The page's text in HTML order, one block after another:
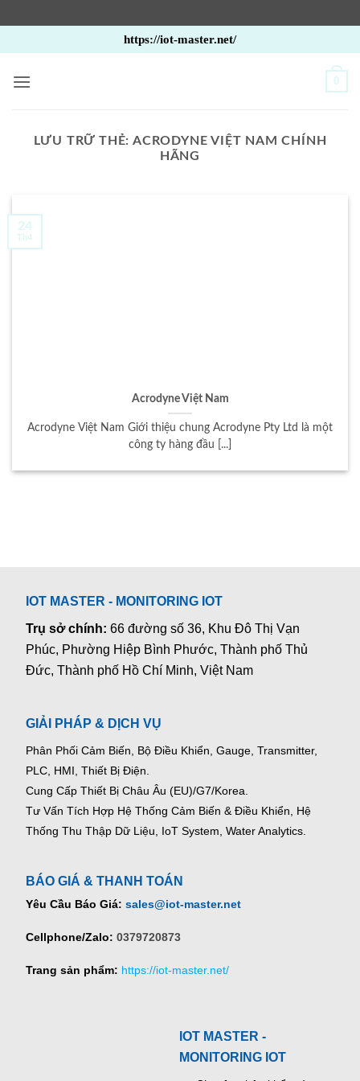
qua
nội
https://iot-master.net/
0
LƯU TRỮ THẺ: ACRODYNE VIỆT NAM CHÍNH
HÃNG
Acrodyne Việt Nam
Acrodyne Việt Nam Giới thiệu chung Acrodyne Pty Ltd là một
công ty hàng đầu [...]
24
Th4
IOT MASTER - MONITORING IOT
Trụ sở chính:66 đường số 36, Khu Đô Thị Vạn
Phúc, Phường Hiệp Bình Phước, Thành phố Thủ
Đức, Thành phố Hồ Chí Minh, Việt Nam
GIẢI PHÁP & DỊCH VỤ
Phân Phối Cảm Biến, Bộ Điều Khiển, Gauge, Transmitter,
PLC, HMI, Thiết Bị Điện.
Cung Cấp Thiết Bị Châu Âu (EU)/G7/Korea.
Tư Vấn Tích Hợp Hệ Thống Cảm Biến & Điều Khiển, Hệ
Thống Thu Thập Dữ Liệu, IoT System, Water Analytics.
BÁO GIÁ & THANH TOÁN
Yêu Cầu Báo Giá: sales@iot-master.net
Cellphone/Zalo: 0379720873
Trang sản phẩm: https://iot-master.net/
IOT MASTER -
MONITORING IOT